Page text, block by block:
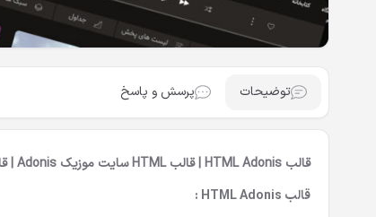
توضیحات پرسش و پاسخ
قالب HTML Adonis | قالب HTML سایت موزیک Adonis | قالب HTML آدونیس
قالب HTML Adonis :